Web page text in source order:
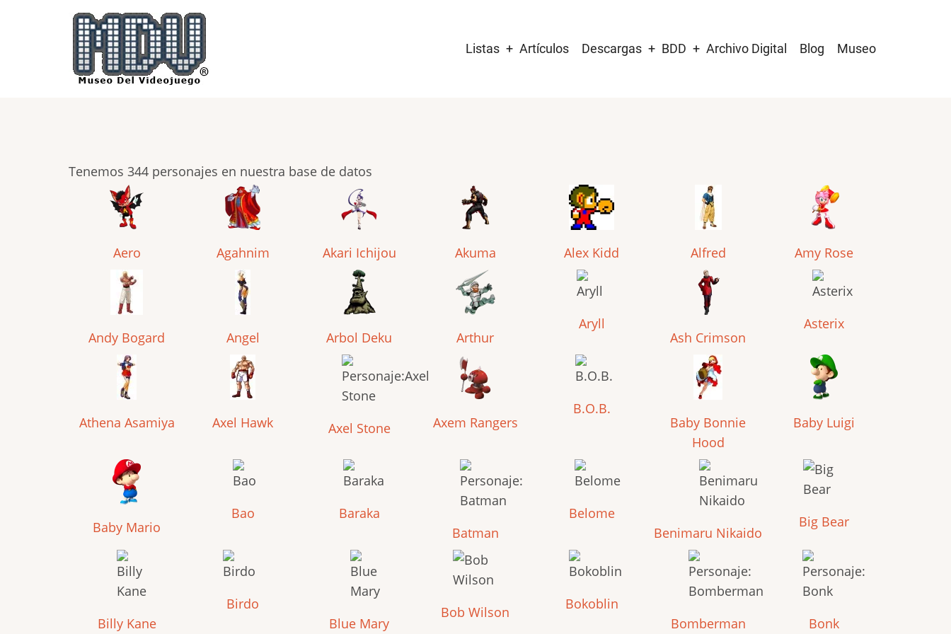
navigation
Listas Artículos Descargas BDD Archivo Digital Blog Museo
Tenemos 344 personajes en nuestra base de datos
Aero Agahnim Akari Ichijou Akuma Alex Kidd Alfred Amy Rose
Andy Bogard Angel Arbol Deku Arthur
Aryll
Ash Crimson
Asterix
Athena Asamiya Axel Hawk Axel Stone Axem Rangers
B.O.B.
Baby Bonnie
Hood
Baby Luigi
Baby Mario
Bao
Baraka
Batman
Belome
Benimaru Nikaido
Big Bear
Billy Kane
Birdo
Blue Mary
Bob Wilson
Bokoblin
Bomberman
Bonk